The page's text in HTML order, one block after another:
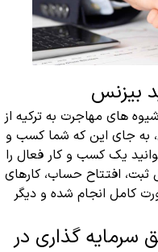
بیزنس
های مهاجرت به ترکیه از
به جای این که شما کسب و
یک کسب و کار فعال را
افتتاح حساب، کارهای
کامل انجام شده و دیگر
سرمایه گذاری در